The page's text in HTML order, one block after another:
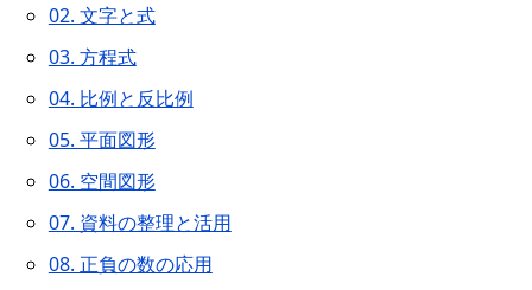
02. 文字と式
03. 方程式
04. 比例と反比例
05. 平面図形
06. 空間図形
07. 資料の整理と活用
08. 正負の数の応用